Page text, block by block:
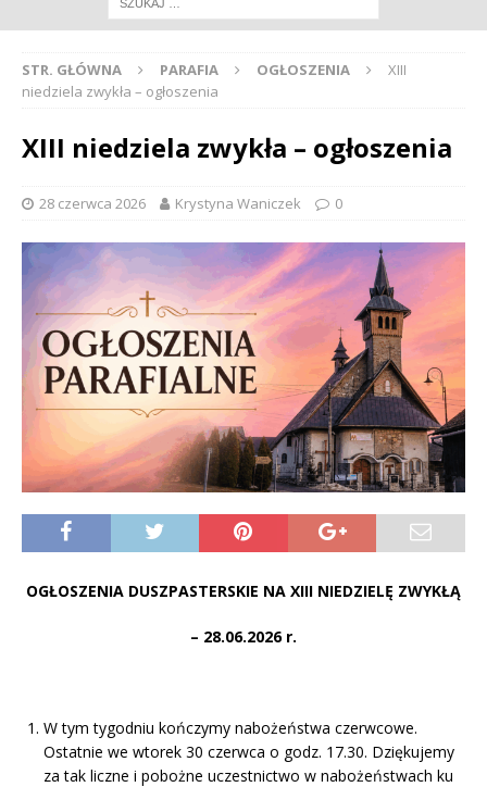
STR. GŁÓWNA PARAFIA OGŁOSZENIA
XIII
niedziela zwykła – ogłoszenia
XIII niedziela zwykła – ogłoszenia
28 czerwca 2026 Krystyna Waniczek 0
OGŁOSZENIA DUSZPASTERSKIE NA XIII NIEDZIELĘ ZWYKŁĄ
– 28.06.2026 r.
W tym tygodniu kończymy nabożeństwa czerwcowe.
Ostatnie we wtorek 30 czerwca o godz. 17.30. Dziękujemy
za tak liczne i pobożne uczestnictwo w nabożeństwach ku